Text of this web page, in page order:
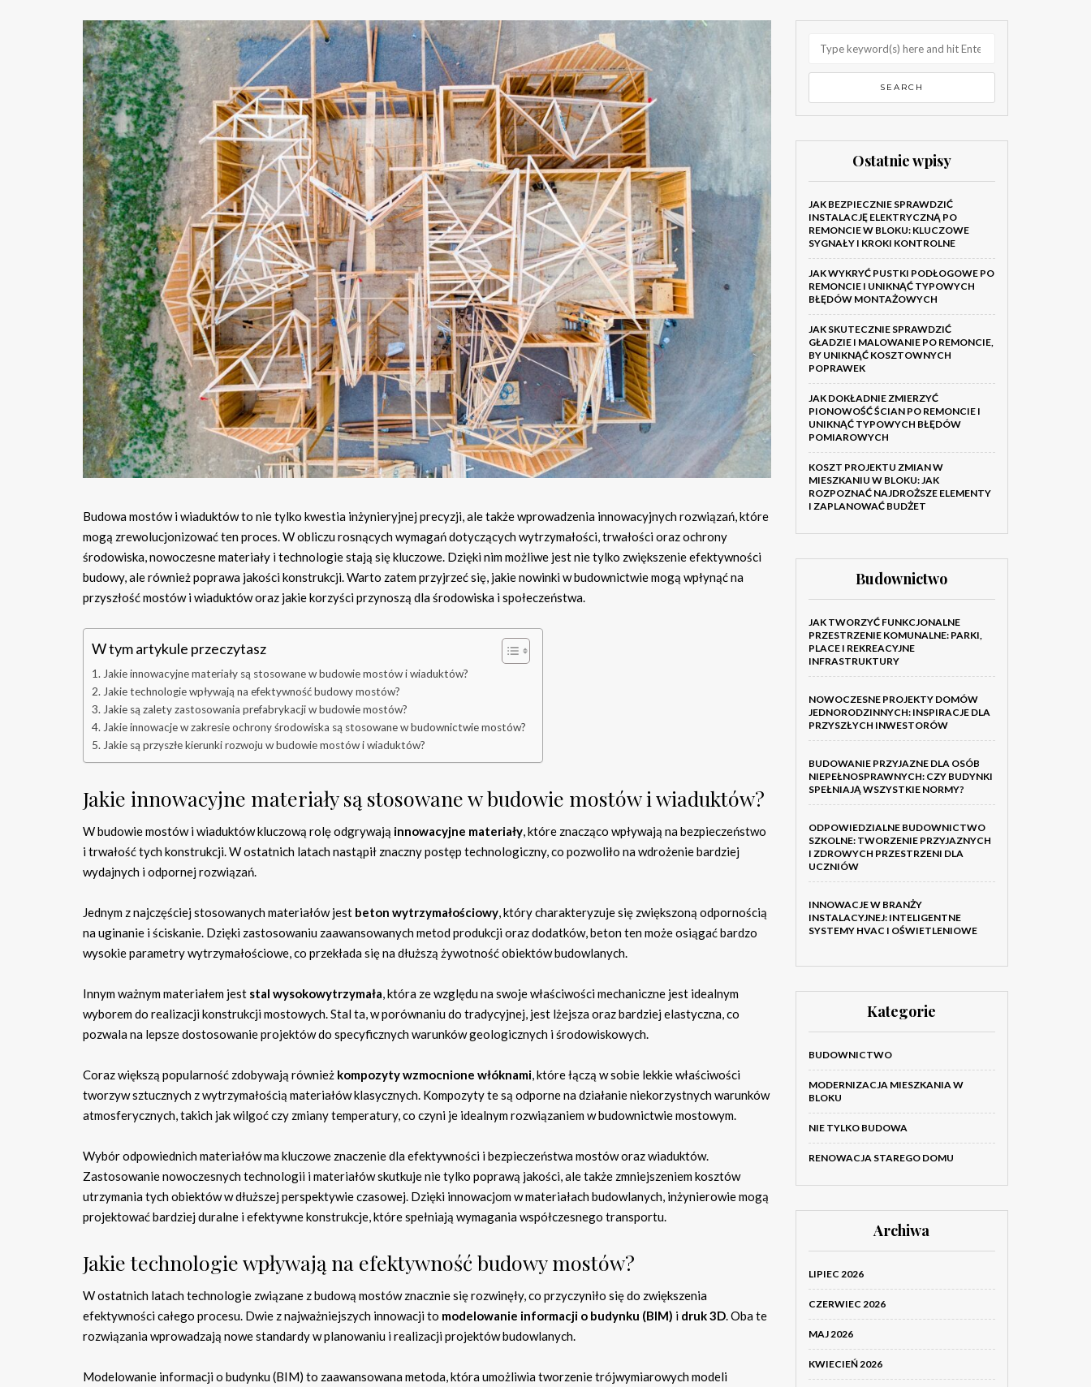
Budowa mostów i wiaduktów to nie tylko kwestia inżynieryjnej precyzji, ale także wprowadzenia innowacyjnych rozwiązań, które
mogą zrewolucjonizować ten proces. W obliczu rosnących wymagań dotyczących wytrzymałości, trwałości oraz ochrony
środowiska, nowoczesne materiały i technologie stają się kluczowe. Dzięki nim możliwe jest nie tylko zwiększenie efektywności
budowy, ale również poprawa jakości konstrukcji. Warto zatem przyjrzeć się, jakie nowinki w budownictwie mogą wpłynąć na
przyszłość mostów i wiaduktów oraz jakie korzyści przynoszą dla środowiska i społeczeństwa.
W tym artykule przeczytasz
Jakie innowacyjne materiały są stosowane w budowie mostów i wiaduktów?
Jakie technologie wpływają na efektywność budowy mostów?
Jakie są zalety zastosowania prefabrykacji w budowie mostów?
Jakie innowacje w zakresie ochrony środowiska są stosowane w budownictwie mostów?
Jakie są przyszłe kierunki rozwoju w budowie mostów i wiaduktów?
Jakie innowacyjne materiały są stosowane w budowie mostów i wiaduktów?
W budowie mostów i wiaduktów kluczową rolę odgrywają innowacyjne materiały, które znacząco wpływają na bezpieczeństwo
i trwałość tych konstrukcji. W ostatnich latach nastąpił znaczny postęp technologiczny, co pozwoliło na wdrożenie bardziej
wydajnych i odpornej rozwiązań.
Jednym z najczęściej stosowanych materiałów jest beton wytrzymałościowy, który charakteryzuje się zwiększoną odpornością
na uginanie i ściskanie. Dzięki zastosowaniu zaawansowanych metod produkcji oraz dodatków, beton ten może osiągać bardzo
wysokie parametry wytrzymałościowe, co przekłada się na dłuższą żywotność obiektów budowlanych.
Innym ważnym materiałem jest stal wysokowytrzymała, która ze względu na swoje właściwości mechaniczne jest idealnym
wyborem do realizacji konstrukcji mostowych. Stal ta, w porównaniu do tradycyjnej, jest lżejsza oraz bardziej elastyczna, co
pozwala na lepsze dostosowanie projektów do specyficznych warunków geologicznych i środowiskowych.
Coraz większą popularność zdobywają również kompozyty wzmocnione włóknami, które łączą w sobie lekkie właściwości
tworzyw sztucznych z wytrzymałością materiałów klasycznych. Kompozyty te są odporne na działanie niekorzystnych warunków
atmosferycznych, takich jak wilgoć czy zmiany temperatury, co czyni je idealnym rozwiązaniem w budownictwie mostowym.
Wybór odpowiednich materiałów ma kluczowe znaczenie dla efektywności i bezpieczeństwa mostów oraz wiaduktów.
Zastosowanie nowoczesnych technologii i materiałów skutkuje nie tylko poprawą jakości, ale także zmniejszeniem kosztów
utrzymania tych obiektów w dłuższej perspektywie czasowej. Dzięki innowacjom w materiałach budowlanych, inżynierowie mogą
projektować bardziej duralne i efektywne konstrukcje, które spełniają wymagania współczesnego transportu.
Jakie technologie wpływają na efektywność budowy mostów?
W ostatnich latach technologie związane z budową mostów znacznie się rozwinęły, co przyczyniło się do zwiększenia
efektywności całego procesu. Dwie z najważniejszych innowacji to modelowanie informacji o budynku (BIM) i druk 3D. Oba te
rozwiązania wprowadzają nowe standardy w planowaniu i realizacji projektów budowlanych.
Modelowanie informacji o budynku (BIM) to zaawansowana metoda, która umożliwia tworzenie trójwymiarowych modeli
Ostatnie wpisy
JAK BEZPIECZNIE SPRAWDZIĆ
INSTALACJĘ ELEKTRYCZNĄ PO
REMONCIE W BLOKU: KLUCZOWE
SYGNAŁY I KROKI KONTROLNE
JAK WYKRYĆ PUSTKI PODŁOGOWE PO
REMONCIE I UNIKNĄĆ TYPOWYCH
BŁĘDÓW MONTAŻOWYCH
JAK SKUTECZNIE SPRAWDZIĆ
GŁADZIE I MALOWANIE PO REMONCIE,
BY UNIKNĄĆ KOSZTOWNYCH
POPRAWEK
JAK DOKŁADNIE ZMIERZYĆ
PIONOWOŚĆ ŚCIAN PO REMONCIE I
UNIKNĄĆ TYPOWYCH BŁĘDÓW
POMIAROWYCH
KOSZT PROJEKTU ZMIAN W
MIESZKANIU W BLOKU: JAK
ROZPOZNAĆ NAJDROŻSZE ELEMENTY
I ZAPLANOWAĆ BUDŻET
Budownictwo
JAK TWORZYĆ FUNKCJONALNE
PRZESTRZENIE KOMUNALNE: PARKI,
PLACE I REKREACYJNE
INFRASTRUKTURY
NOWOCZESNE PROJEKTY DOMÓW
JEDNORODZINNYCH: INSPIRACJE DLA
PRZYSZŁYCH INWESTORÓW
BUDOWANIE PRZYJAZNE DLA OSÓB
NIEPEŁNOSPRAWNYCH: CZY BUDYNKI
SPEŁNIAJĄ WSZYSTKIE NORMY?
ODPOWIEDZIALNE BUDOWNICTWO
SZKOLNE: TWORZENIE PRZYJAZNYCH
I ZDROWYCH PRZESTRZENI DLA
UCZNIÓW
INNOWACJE W BRANŻY
INSTALACYJNEJ: INTELIGENTNE
SYSTEMY HVAC I OŚWIETLENIOWE
Kategorie
BUDOWNICTWO
MODERNIZACJA MIESZKANIA W
BLOKU
NIE TYLKO BUDOWA
RENOWACJA STAREGO DOMU
Archiwa
LIPIEC 2026
CZERWIEC 2026
MAJ 2026
KWIECIEŃ 2026